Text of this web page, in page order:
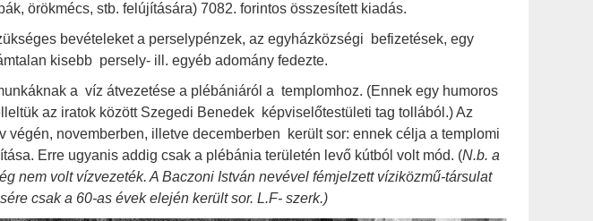
örökmécs, stb. felújítására) 7082. forintos összesített kiadás.
bevételeket a perselypénzek, az egyházközségi befizetések, egy
kisebb persely- ill. egyéb adomány fedezte.
a víz átvezetése a plébániáról a templomhoz. (Ennek egy humoros
az iratok között Szegedi Benedek képviselőtestületi tag tollából.) Az
végén, novemberben, illetve decemberben került sor: ennek célja a templomi
Erre ugyanis addig csak a plébánia területén levő kútból volt mód. (N.b. a
nem volt vízvezeték. A Baczoni István nevével fémjelzett víziközmű-társulat
csak a 60-as évek elején került sor. L.F- szerk.)